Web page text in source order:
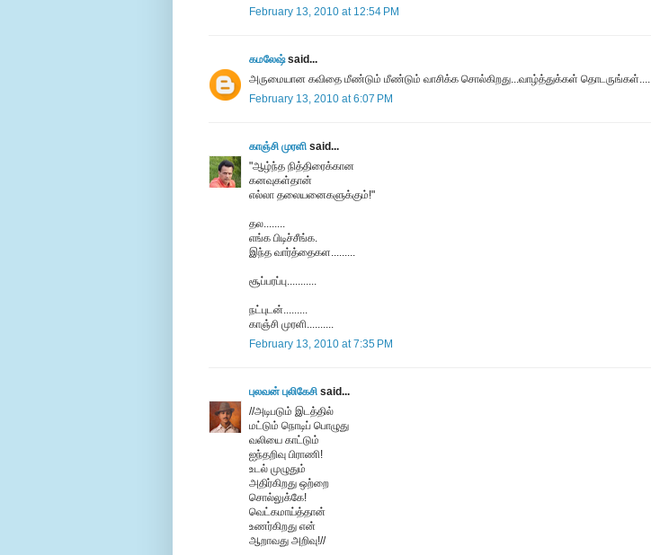
February 13, 2010 at 12:54 PM
கமலேஷ்said...
அருமையான கவிதை மீண்டும் மீண்டும் வாசிக்க சொல்கிறது...வாழ்த்துக்கள் தொடருங்கள்....
February 13, 2010 at 6:07 PM
காஞ்சி முரளி said...
"ஆழ்ந்த நித்திரைக்கான
கனவுகள்தான்
எல்லா தலையனைகளுக்கும்!"
தல........
எங்க பிடிச்சீங்க.
இந்த வார்த்தைகள.........
சூப்பரப்பு...........
நட்புடன்.........
காஞ்சி முரளி..........
February 13, 2010 at 7:35 PM
புலவன் புலிகேசி said...
//அடிபடும் இடத்தில்
மட்டும் நொடிப் பொழுது
வலியை காட்டும்
ஐந்தறிவு பிராணி!
உடல் முழுதும்
அதிர்கிறது ஒற்றை
சொல்லுக்கே!
வெட்கமாய்த்தான்
உணர்கிறது என்
ஆறாவது அறிவு!//